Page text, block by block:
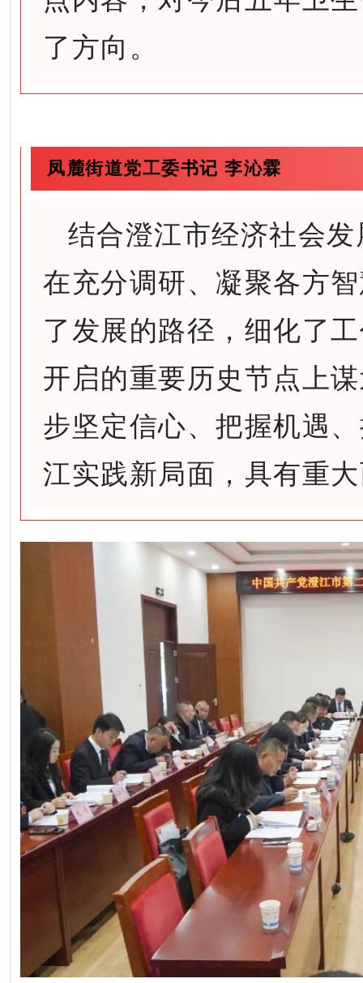
了方向。
凤麓街道党工委书记 李沁霖
结合澄江市经济社会
在充分调研、凝聚各方
了发展的路径，细化了
开启的重要历史节点上
步坚定信心、把握机遇
江实践新局面，具有重